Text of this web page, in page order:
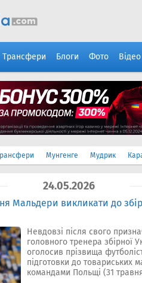
Трансфери Блоги Фото Відео
Мунгенге Мудрик
24.05.2026
Мальдери викликати до
Невдовзі після свого
головного тренера збірної
оголосив прізвища
підготовки до товариських
командами Польщі (31